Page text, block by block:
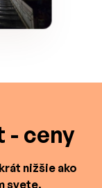
- ceny
nižšie ako
svete.